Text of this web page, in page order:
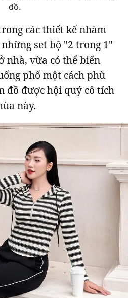
Bạn cần biết
Liên hệ quảng cáo
thoại
đồ.
các thiết kế nhàm
set bộ "2 trong 1"
nhà, vừa có thể biến
phố một cách phù
đồ được hội quý cô tích
này.